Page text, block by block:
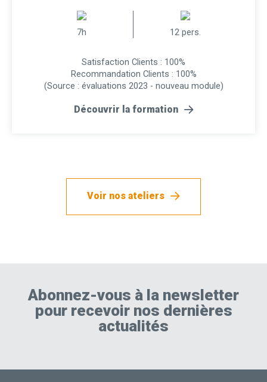
7h 12 pers.
Satisfaction Clients : 100%
Recommandation Clients : 100%
(Source : évaluations 2023 - nouveau module)
Découvrir la formation
Voir nos ateliers
Abonnez-vous à la newsletter
pour recevoir nos dernières
actualités